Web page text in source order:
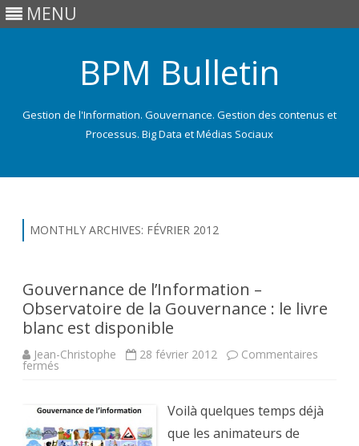
MENU
BPM Bulletin
Gestion de l'Information. Gouvernance. Gestion des contenus et
Processus. Big Data et Médias Sociaux
MONTHLY ARCHIVES: FÉVRIER 2012
Gouvernance de l’Information –
Observatoire de la Gouvernance : le livre
blanc est disponible
Jean-Christophe 28 février 2012 Commentaires
fermés
–
de
Voilà quelques temps déjà
que les animateurs de